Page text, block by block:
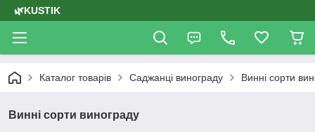
🌿KUSTIK
Каталог товарів Саджанці винограду Винні сорти
Винні сорти винограду